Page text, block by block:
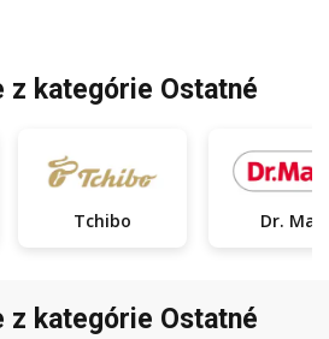
z kategórie Ostatné
Tchibo Dr. Max
z kategórie Ostatné